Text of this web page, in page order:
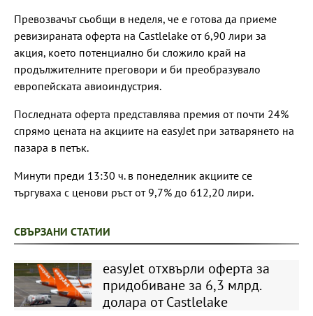
Превозвачът съобщи в неделя, че е готова да приеме
ревизираната оферта на Castlelake от 6,90 лири за
акция, което потенциално би сложило край на
продължителните преговори и би преобразувало
европейската авиоиндустрия.
Последната оферта представлява премия от почти 24%
спрямо цената на акциите на easyJet при затварянето на
пазара в петък.
Минути преди 13:30 ч. в понеделник акциите се
търгуваха с ценови ръст от 9,7% до 612,20 лири.
СВЪРЗАНИ СТАТИИ
easyJet отхвърли оферта за
придобиване за 6,3 млрд.
долара от Castlelake